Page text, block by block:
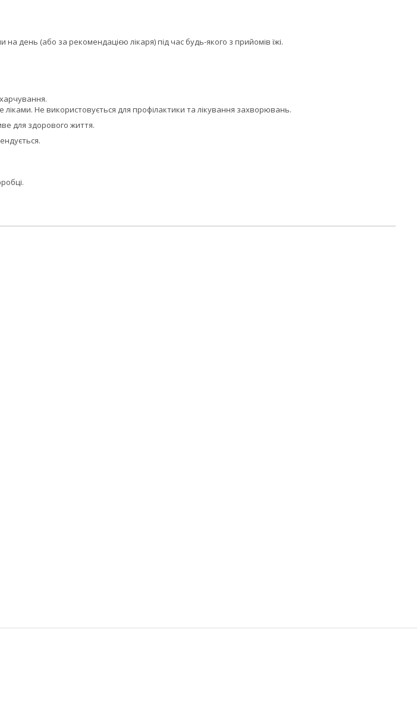
день (або за рекомендацією лікаря) під час будь-якого з прийомів їжі.
Не використовується для профілактики та лікування захворювань.
для здорового життя.